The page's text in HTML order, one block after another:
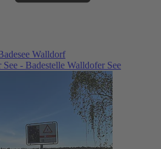
Walldorf
- Badestelle Walldofer See